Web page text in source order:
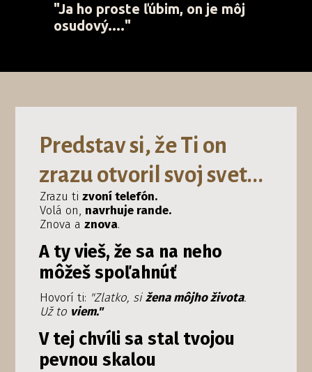
"Ja ho proste ľúbim, on je môj
osudový...."
Predstav si, že Ti on
zrazu otvoril svoj svet...
Zrazu ti zvoní telefón.
Volá on, navrhuje rande.
Znova a znova.
A ty vieš, že sa na neho
môžeš spoľahnúť
Hovorí ti: "Zlatko, sižena môjho života.
Už to viem."
V tej chvíli sa stal tvojou
pevnou skalou